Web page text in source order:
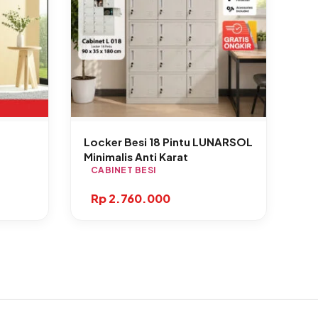
Locker Besi 18 Pintu LUNARSOL
Minimalis Anti Karat
CABINET BESI
Rp2.760.000